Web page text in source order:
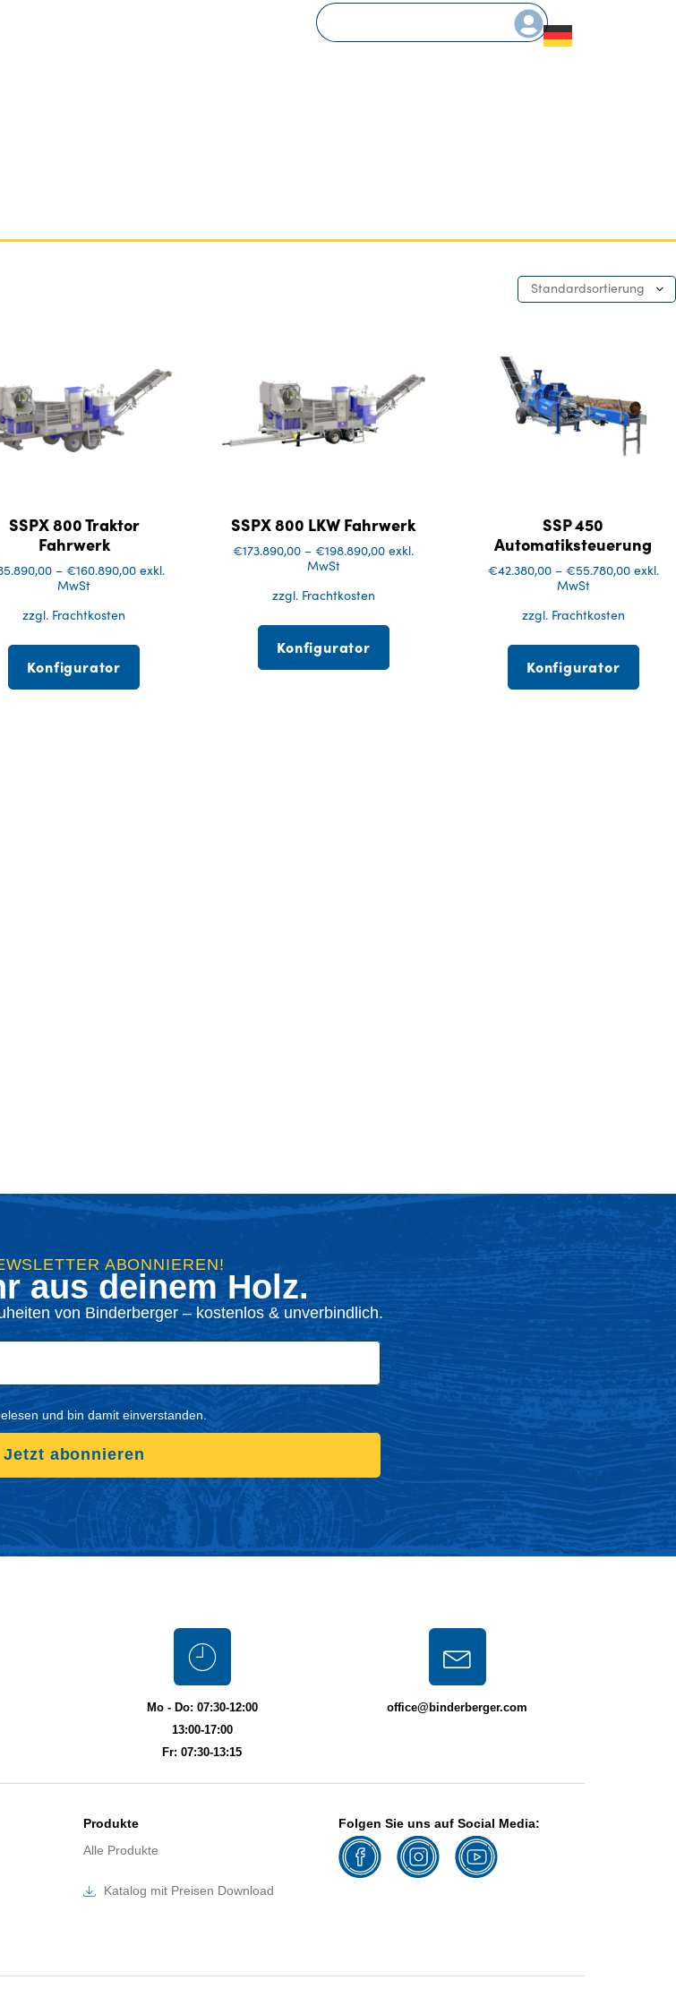
Standardsortierung
SSPX 800 Traktor
Fahrwerk
–€160.890,00 exkl.
MwSt
zzgl. Frachtkosten
Konfigurator
SSPX 800 LKW Fahrwerk
€173.890,00 –€198.890,00 exkl.
MwSt
zzgl. Frachtkosten
Konfigurator
SSP 450
Automatiksteuerung
€42.380,00 – €55.780,00 exkl.
MwSt
zzgl. Frachtkosten
Konfigurator
ABONNIEREN!
aus deinem Holz.
von Binderberger – kostenlos & unverbindlich.
und bin damit einverstanden.
Jetzt abonnieren
Mo - Do: 07:30-12:00
13:00-17:00
Fr: 07:30-13:15
office@binderberger.com
Produkte
Alle Produkte
Katalog mit Preisen Download
Folgen Sie uns auf Social Media: